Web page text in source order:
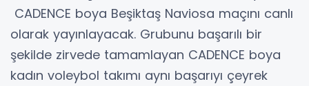
CADENCE boya Beşiktaş Naviosa maçını canlı
olarak yayınlayacak. Grubunu başarılı bir
şekilde zirvede tamamlayan CADENCE boya
kadın voleybol takımı aynı başarıyı çeyrek